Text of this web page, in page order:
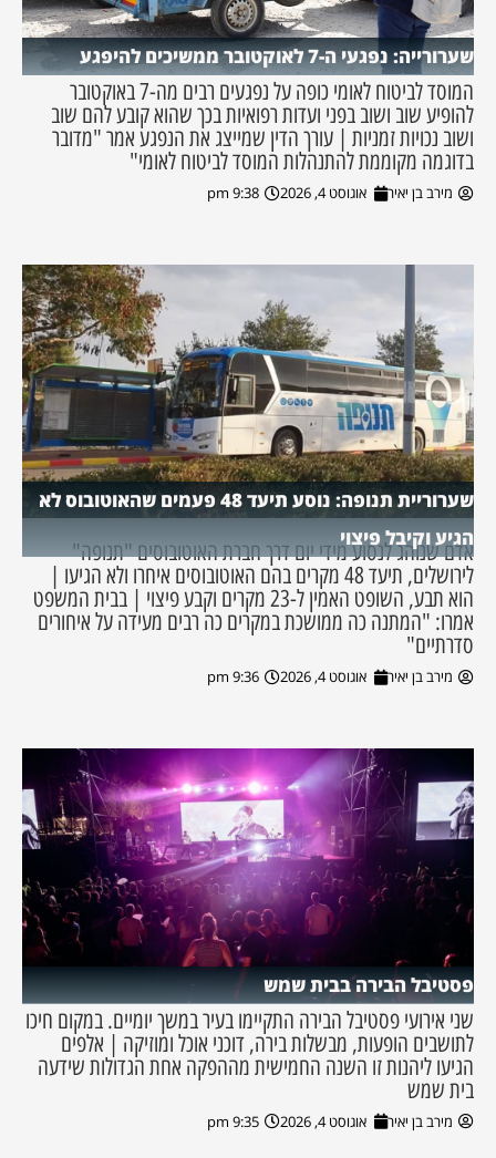
שערורייה: נפגעי ה-7 לאוקטובר ממשיכים להיפגע
המוסד לביטוח לאומי כופה על נפגעים רבים מה-7 באוקטובר
להופיע שוב ושוב בפני ועדות רפואיות בכך שהוא קובע להם שוב
ושוב נכויות זמניות | עורך הדין שמייצג את הנפגע אמר "מדובר
בדוגמה מקוממת להתנהלות המוסד לביטוח לאומי"
מירב בן יאיר אוגוסט 4, 2026 9:38 pm
שערוריית תנופה: נוסע תיעד 48 פעמים שהאוטובוס לא
הגיע וקיבל פיצוי
אדם שנוהג לנסוע מידי יום דרך חברת האוטובוסים "תנופה"
לירושלים, תיעד 48 מקרים בהם האוטובוסים איחרו ולא הגיעו |
הוא תבע, השופט האמין ל-23 מקרים וקבע פיצוי | בבית המשפט
אמרו: "המתנה כה ממושכת במקרים כה רבים מעידה על איחורים
סדרתיים"
מירב בן יאיר אוגוסט 4, 2026 9:36 pm
פסטיבל הבירה בבית שמש
שני אירועי פסטיבל הבירה התקיימו בעיר במשך יומיים. במקום חיכו
לתושבים הופעות, מבשלות בירה, דוכני אוכל ומוזיקה | אלפים
הגיעו ליהנות זו השנה החמישית מההפקה אחת הגדולות שידעה
בית שמש
מירב בן יאיר אוגוסט 4, 2026 9:35 pm